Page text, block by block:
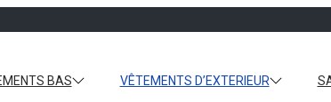
BAS VÊTEMENTS D’EXTERIEUR